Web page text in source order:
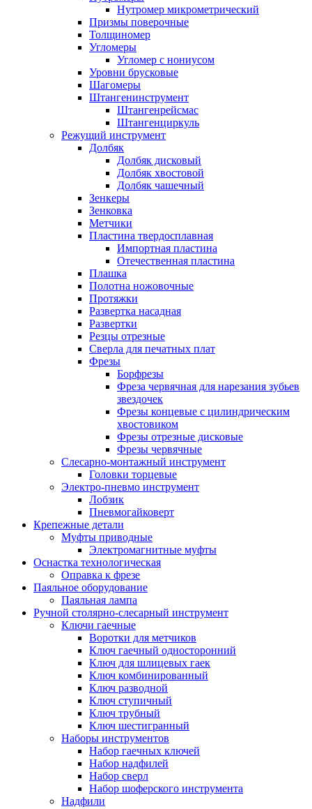
Нутромер микрометрический
Призмы поверочные
Толщиномер
Угломеры
Угломер с нониусом
Уровни брусковые
Шагомеры
Штангенинструмент
Штангенрейсмас
Штангенциркуль
Режущий инструмент
Долбяк
Долбяк дисковый
Долбяк хвостовой
Долбяк чашечный
Зенкеры
Зенковка
Метчики
Пластина твердосплавная
Импортная пластина
Отечественная пластина
Плашка
Полотна ножовочные
Протяжки
Развертка насадная
Развертки
Резцы отрезные
Сверла для печатных плат
Фрезы
Борфрезы
Фреза червячная для нарезания зубьев
звездочек
Фрезы концевые с цилиндрическим
хвостовиком
Фрезы отрезные дисковые
Фрезы червячные
Слесарно-монтажный инструмент
Головки торцевые
Электро-пневмо инструмент
Лобзик
Пневмогайковерт
Крепежные детали
Муфты приводные
Электромагнитные муфты
Оснастка технологическая
Оправка к фрезе
Паяльное оборудование
Паяльная лампа
Ручной столярно-слесарный инструмент
Ключи гаечные
Воротки для метчиков
Ключ гаечный односторонний
Ключ для шлицевых гаек
Ключ комбинированный
Ключ разводной
Ключ ступичный
Ключ трубный
Ключ шестигранный
Наборы инструментов
Набор гаечных ключей
Набор надфилей
Набор сверл
Набор шоферского инструмента
Надфили